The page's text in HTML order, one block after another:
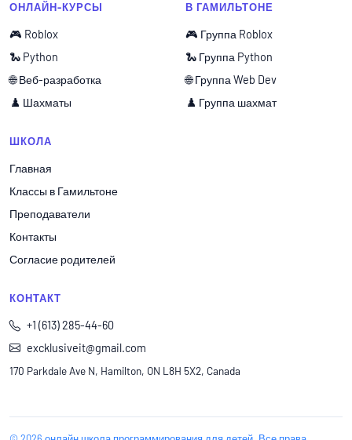
ОНЛАЙН-КУРСЫ
🎮 Roblox
🐍 Python
🌐 Веб-разработка
♟️ Шахматы
В ГАМИЛЬТОНЕ
🎮 Группа Roblox
🐍 Группа Python
🌐 Группа Web Dev
♟️ Группа шахмат
ШКОЛА
Главная
Классы в Гамильтоне
Преподаватели
Контакты
Согласие родителей
КОНТАКТ
+1 (613) 285-44-60
excklusiveit@gmail.com
170 Parkdale Ave N, Hamilton, ON L8H 5X2, Canada